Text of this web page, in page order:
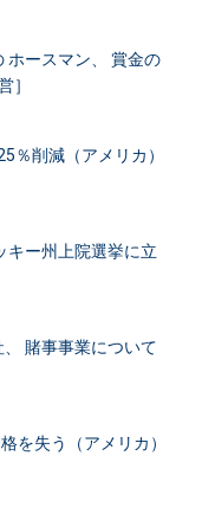
ホースマン、 賞金の
］
％削減（アメリカ）
キー州上院選挙に立
賭事事業について
を失う（アメリカ）